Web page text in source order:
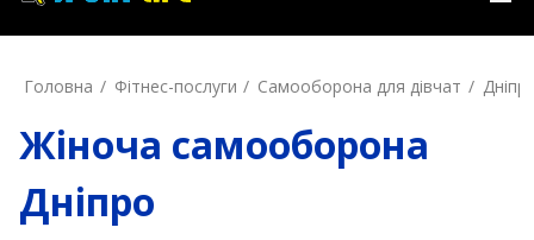
Головна Фітнес-послуги Самооборона для дівчат
Жіноча самооборона
Дніпро